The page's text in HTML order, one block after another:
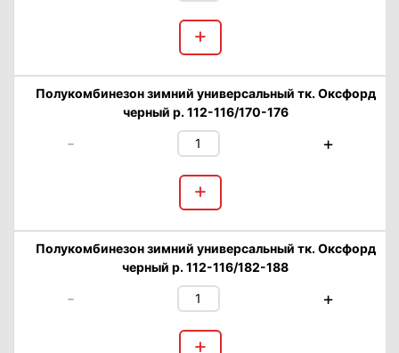
+
Полукомбинезон зимний универсальный тк. Оксфорд
черный р. 112-116/170-176
- +
+
Полукомбинезон зимний универсальный тк. Оксфорд
черный р. 112-116/182-188
- +
+